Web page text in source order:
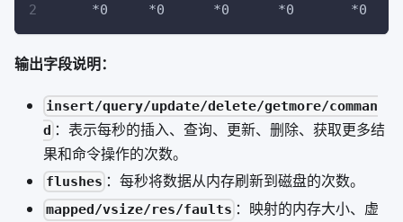
*0     *0      *0      *0
输出字段说明：
insert/query/update/delete/getmore/comman
d ：表示每秒的插入、查询、更新、删除、获取更多结
果和命令操作的次数。
flushes ：每秒将数据从内存刷新到磁盘的次数。
mapped/vsize/res/faults ：映射的内存大小、虚